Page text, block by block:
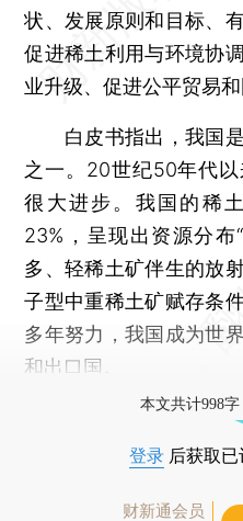
状、发展原则和目标、
促进稀土利用与环境协
业升级、促进公平贸易和
白皮书指出，我国是
之一。20世纪50年代
很大进步。我国的稀
23%，呈现出资源分布
多、轻稀土矿伴生的放
子型中重稀土矿赋存条
多年努力，我国成为世
和出口国。
本文共计998
登录 后获取
财新通会员